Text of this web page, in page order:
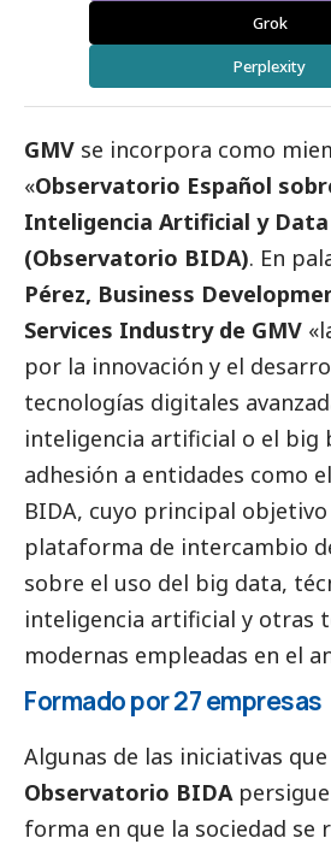
Grok
Perplexity
GMV se incorpora como
«Observatorio Español
Inteligencia Artificial y
(Observatorio BIDA). En
Pérez, Business
Services Industry de GMV
por la innovación y el
tecnologías digitales
inteligencia artificial o el big
adhesión a entidades como
BIDA, cuyo principal
plataforma de intercambio
sobre el uso del big data,
inteligencia artificial y otras
modernas empleadas en el
Formado por 27 empresas
Algunas de las iniciativas
Observatorio BIDA
forma en que la sociedad se